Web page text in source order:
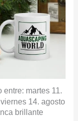
entre: martes 11.
14. agosto
brillante
precios:
desde
14,49€
hasta
16,95€
tiene
múltiples
variantes.
Las
opciones
la